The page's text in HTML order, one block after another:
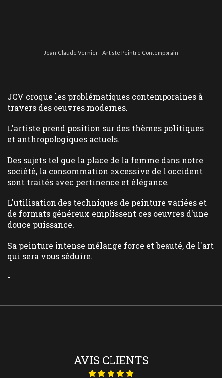
Jean-Claude Vernier - Artiste Peintre Contemporain
JCV croque les problématiques contemporaines à
travers des oeuvres modernes.
L'artiste prend position sur des thèmes politiques
et anthropologiques actuels.
Des sujets tel que la place de la femme dans notre
société, la consommation excessive de l'occident
sont traités avec pertinence et élégance.
L'utilisation des techniques de peinture variées et
de formats généreux emplissent ces oeuvres d'une
douce puissance.
Sa peinture intense mélange force et beauté, de l'art
qui sera vous séduire.
-
AVIS CLIENTS